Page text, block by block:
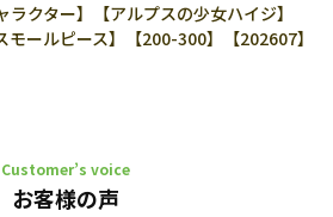
ラクター】【アルプスの少女ハイジ】
モールピース】【200-300】【202607】
Customer’s voice
お客様の声